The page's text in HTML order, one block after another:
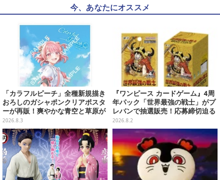
今、あなたにオススメ
「カラフルピーチ」全種新規描き
おろしのガシャポンクリアポスタ
ーが再販！爽やかな青空と草原が
イメージのイラスト全12種
2026.8.3
『ワンピース カードゲーム』4周
年パック「世界最強の戦士」がプ
レバンで抽選販売！応募締切迫る
2026.8.2